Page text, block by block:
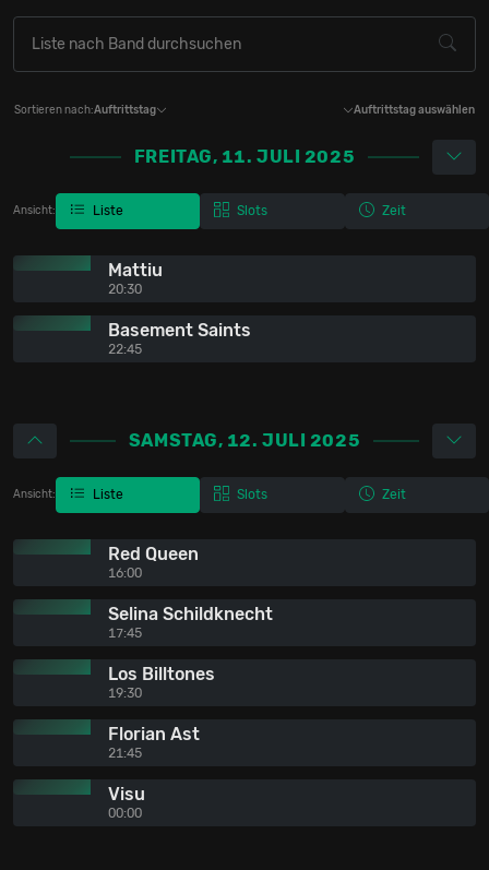
Sortieren nach:Auftrittstag Auftrittstag auswählen
FREITAG, 11. JULI 2025
Ansicht: Liste Slots Zeit
Mattiu
20:30
Basement Saints
22:45
SAMSTAG, 12. JULI 2025
Ansicht: Liste Slots Zeit
Red Queen
16:00
Selina Schildknecht
17:45
Los Billtones
19:30
Florian Ast
21:45
Visu
00:00